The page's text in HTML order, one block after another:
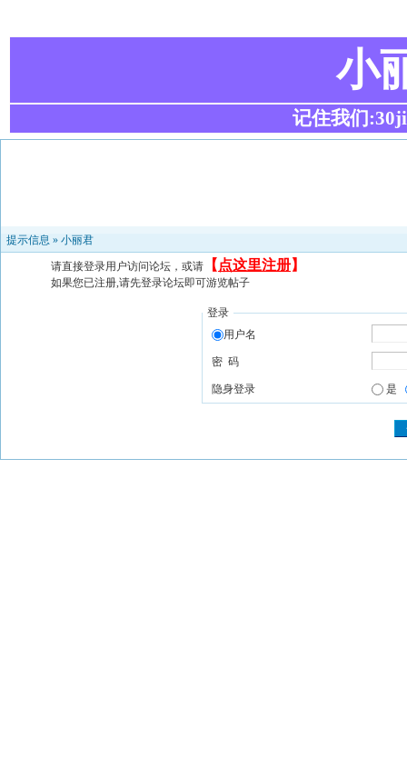
小
记住我们
提示信息 » 小丽君
请直接登录用户访问论坛，或请 【 点这里注册】
如果您已注册,请先登录论坛即可游览帖子
登录
用户名
密 码
隐身登录 是